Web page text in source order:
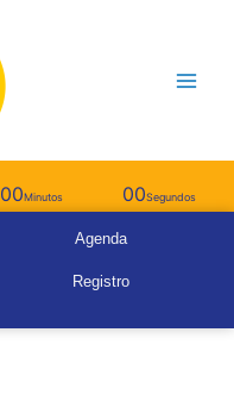
00Minutos 00Segundos
Agenda
Registro